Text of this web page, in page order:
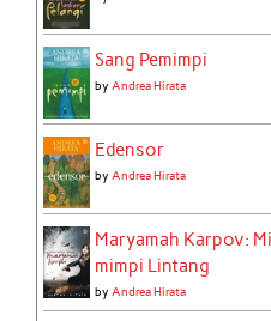
Sang Pemimpi
byAndrea Hirata
Edensor
byAndrea Hirata
Maryamah Karpov:
mimpi Lintang
byAndrea Hirata